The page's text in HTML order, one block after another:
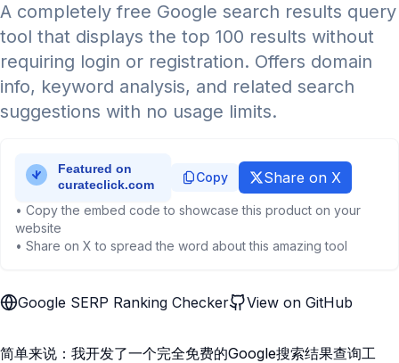
A completely free Google search results query
tool that displays the top 100 results without
requiring login or registration. Offers domain
info, keyword analysis, and related search
suggestions with no usage limits.
Copy Share on X
• Copy the embed code to showcase this product on your
website
• Share on X to spread the word about this amazing tool
Google SERP Ranking Checker View on GitHub
简单来说：我开发了一个完全免费的Google搜索结果查询工